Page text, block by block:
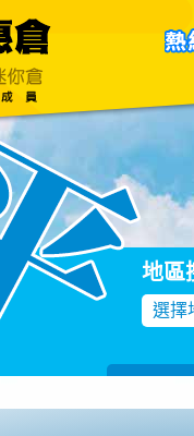
聯絡我們
地區
選擇